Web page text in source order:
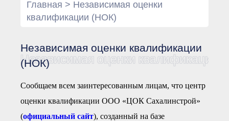
● Протоколы Правления
Документы Ассоциации
● Организационные
документы
● Сбор предложений во
Финансовая отчетность
Компенсационный фонд
Главная > Независимая оценки
квалификации (НОК)
Независимая оценки квалификации
(НОК)
Независимая оценки квалификации
Сообщаем всем заинтересованным лицам, что центр
оценки квалификации ООО «ЦОК Сахалинстрой»
(официальный сайт), созданный на базе